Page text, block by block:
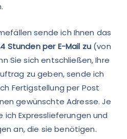
sende ich Ihnen das
Stunden per E-Mail zu(von
Sie sich entschließen, Ihre
zu geben, sende ich
Fertigstellung per Post
gewünschte Adresse. Je
Expresslieferungen und
an, die sie benötigen.